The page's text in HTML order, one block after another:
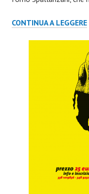
CONTINUA A LEGGERE